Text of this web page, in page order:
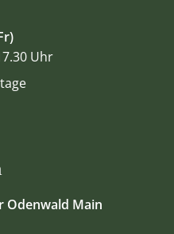
Odenwald Main
Uhr